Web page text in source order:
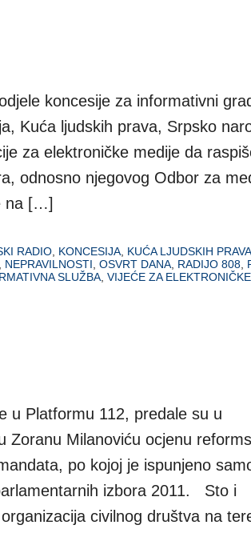
koncesije za informativni
Kuća ljudskih prava, Srpsko
za elektroničke medije da
odnosno njegovog Odbor za
na […]
RADIO KONCESIJA KUĆA LJUDSKIH PRAVA
NEPRAVILNOSTI OSVRT DANA RADIJO 808
SLUŽBA VIJEĆE ZA ELEKTRONIČKE
u Platformu 112, predale su u
Zoranu Milanoviću ocjenu
po kojoj je ispunjeno
izbora 2011. Sto i
civilnog društva na